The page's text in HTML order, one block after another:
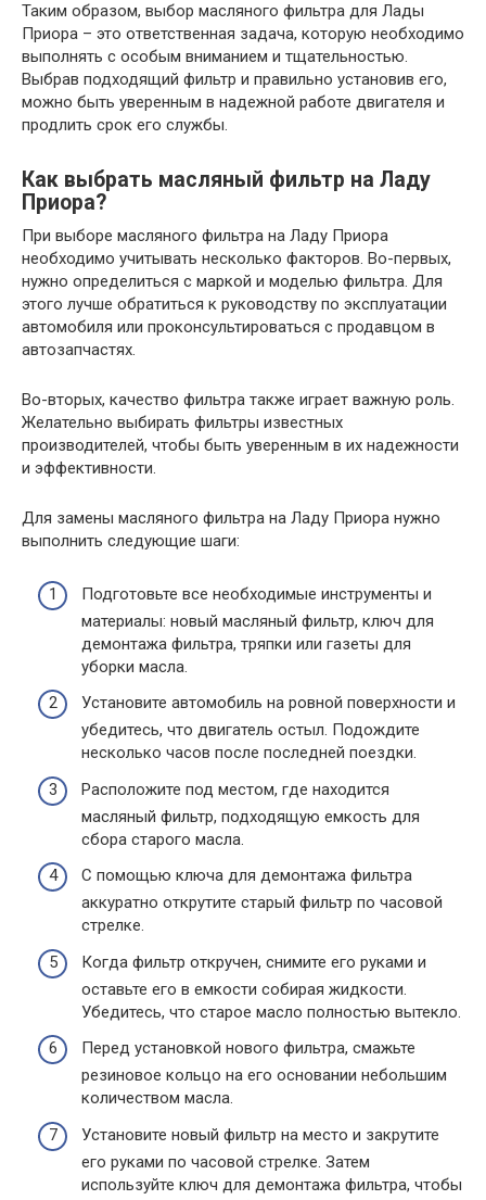
Таким образом, выбор масляного фильтра для Лады
Приора – это ответственная задача, которую необходимо
выполнять с особым вниманием и тщательностью.
Выбрав подходящий фильтр и правильно установив его,
можно быть уверенным в надежной работе двигателя и
продлить срок его службы.
Как выбрать масляный фильтр на Ладу
Приора?
При выборе масляного фильтра на Ладу Приора
необходимо учитывать несколько факторов. Во-первых,
нужно определиться с маркой и моделью фильтра. Для
этого лучше обратиться к руководству по эксплуатации
автомобиля или проконсультироваться с продавцом в
автозапчастях.
Во-вторых, качество фильтра также играет важную роль.
Желательно выбирать фильтры известных
производителей, чтобы быть уверенным в их надежности
и эффективности.
Для замены масляного фильтра на Ладу Приора нужно
выполнить следующие шаги:
Подготовьте все необходимые инструменты и
материалы: новый масляный фильтр, ключ для
демонтажа фильтра, тряпки или газеты для
уборки масла.
Установите автомобиль на ровной поверхности и
убедитесь, что двигатель остыл. Подождите
несколько часов после последней поездки.
Расположите под местом, где находится
масляный фильтр, подходящую емкость для
сбора старого масла.
С помощью ключа для демонтажа фильтра
аккуратно открутите старый фильтр по часовой
стрелке.
Когда фильтр откручен, снимите его руками и
оставьте его в емкости собирая жидкости.
Убедитесь, что старое масло полностью вытекло.
Перед установкой нового фильтра, смажьте
резиновое кольцо на его основании небольшим
количеством масла.
Установите новый фильтр на место и закрутите
его руками по часовой стрелке. Затем
используйте ключ для демонтажа фильтра, чтобы